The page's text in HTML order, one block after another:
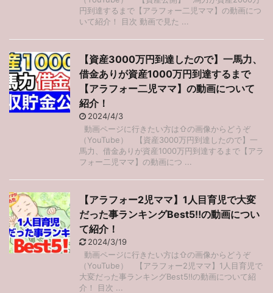
円到達するまで【アラフォー二児ママ】の動画につ
いて紹介！ 目次 動画で見た ...
【資産3000万円到達したので】一馬力、
借金ありが資産1000万円到達するまで
【アラフォー二児ママ】の動画について
紹介！
2024/4/3
動画ページに行きたい方は⇧の画像からどうぞ
（YouTube） 【資産3000万円到達したので】一
馬力、借金ありが資産1000万円到達するまで【アラ
フォー二児ママ】の動画につ ...
【アラフォー2児ママ】1人目育児で大変
だった事ランキングBest5‼︎の動画につい
て紹介！
2024/3/19
動画ページに行きたい方は⇧の画像からどうぞ
（YouTube） 【アラフォー2児ママ】1人目育児で
大変だった事ランキングBest5‼︎の動画について紹
介！ 目次 ...